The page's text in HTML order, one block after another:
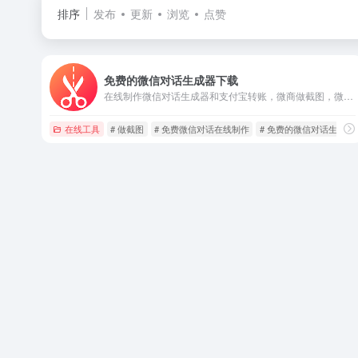
排序 发布 更新 浏览 点赞
免费的微信对话生成器下载
在线工具 # 做截图 # 免费微信对话在线制作 # 免费的微信对话生成器